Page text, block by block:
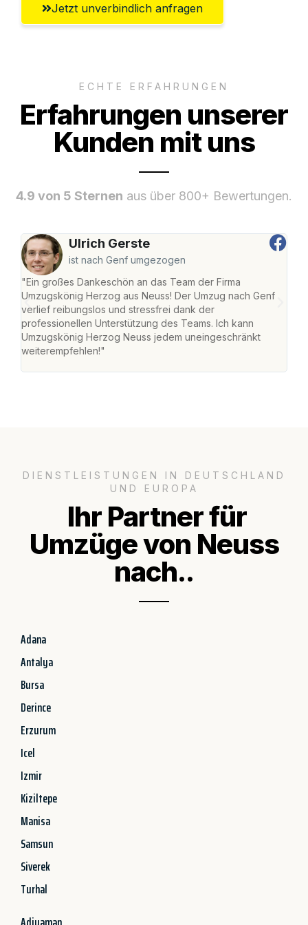
Jetzt unverbindlich anfragen
ECHTE ERFAHRUNGEN
Erfahrungen unserer
Kunden mit uns
4.9 von 5 Sternen aus über 800+ Bewertungen.
Ulrich Gerste
ist nach Genf umgezogen
"Ein großes Dankeschön an das Team der Firma
Umzugskönig Herzog aus Neuss! Der Umzug nach Genf
verlief reibungslos und stressfrei dank der
professionellen Unterstützung des Teams. Ich kann
Umzugskönig Herzog Neuss jedem uneingeschränkt
weiterempfehlen!"
DIENSTLEISTUNGEN IN DEUTSCHLAND
UND EUROPA
Ihr Partner für
Umzüge von Neuss
nach..
Adana
Antalya
Bursa
Derince
Erzurum
Icel
Izmir
Kiziltepe
Manisa
Samsun
Siverek
Turhal